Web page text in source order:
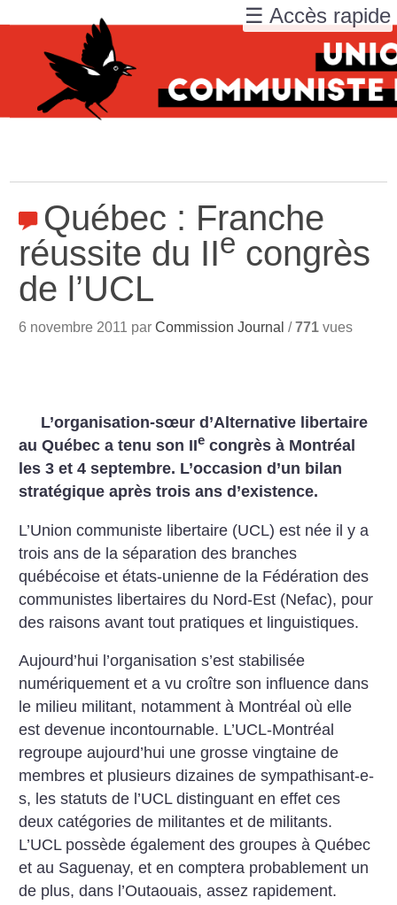
Québec : Franche
réussite du IIe congrès
de l’UCL
6 novembre 2011 parCommission Journal /771 vues
L’organisation-sœur d’Alternative libertaire
au Québec a tenu son IIe congrès à Montréal
les 3 et 4 septembre. L’occasion d’un bilan
stratégique après trois ans d’existence.
L’Union communiste libertaire (UCL) est née il y a
trois ans de la séparation des branches
québécoise et états-unienne de la Fédération des
communistes libertaires du Nord-Est (Nefac), pour
des raisons avant tout pratiques et linguistiques.
Aujourd’hui l’organisation s’est stabilisée
numériquement et a vu croître son influence dans
le milieu militant, notamment à Montréal où elle
est devenue incontournable. L’UCL-Montréal
regroupe aujourd’hui une grosse vingtaine de
membres et plusieurs dizaines de sympathisant-e-
s, les statuts de l’UCL distinguant en effet ces
deux catégories de militantes et de militants.
L’UCL possède également des groupes à Québec
et au Saguenay, et en comptera probablement un
de plus, dans l’Outaouais, assez rapidement.
☰ Accès rapide